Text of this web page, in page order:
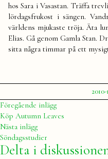
hos Sara i Vasastan. Träffa
lördagsfrukost i sängen.
världens mjukaste tröja. Äta
Elias. Gå genom Gamla Stan.
sitta några timmar på ett
av
Julia
Inläggsnavigering
Föregående inläggFöregående
inlägg:
Köp Autumn Leaves
Nästa inläggNästa
inlägg:
Söndagsstudier
Delta i